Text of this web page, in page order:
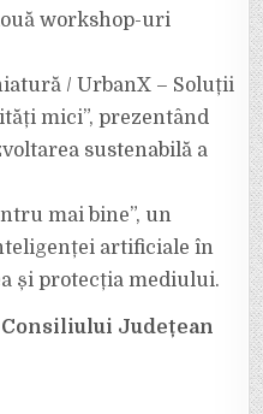
workshop-uri
/ UrbanX – Soluții
mici”, prezentând
sustenabilă a
mai bine”, un
artificiale în
și protecția mediului.
Consiliului Județean